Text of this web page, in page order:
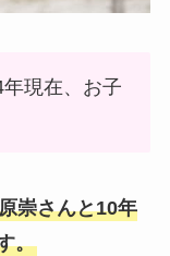
現在、お子
崇さんと10年
。